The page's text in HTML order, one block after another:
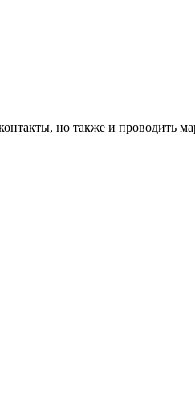
но также и проводить